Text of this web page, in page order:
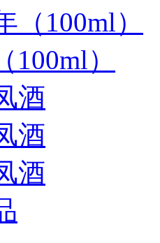
（100ml）
100ml）
酒
酒
酒